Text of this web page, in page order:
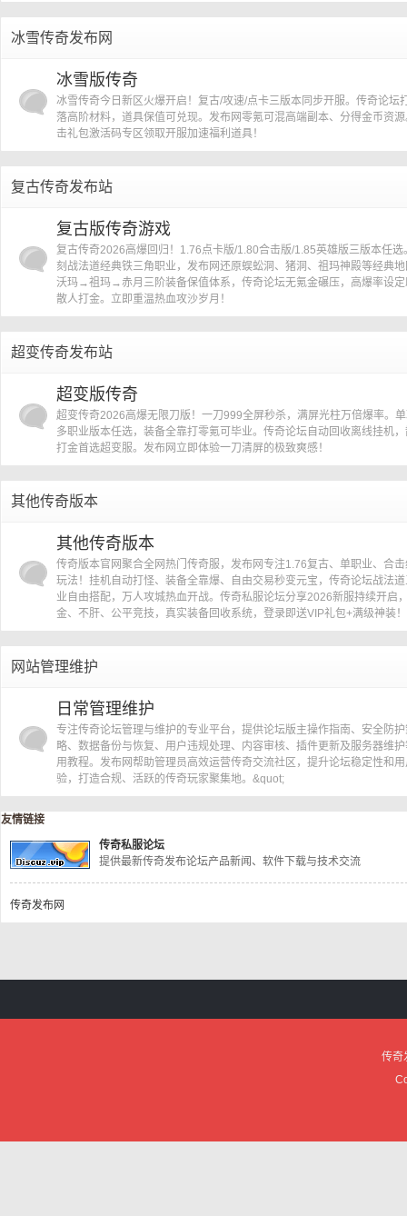
冰雪传奇发布网
冰雪版传奇
冰雪传奇今日新区火爆开启！复古/攻速/点卡三版本同步开服。传奇论坛
落高阶材料，道具保值可兑现。发布网零氪可混高端副本、分得金币资
击礼包激活码专区领取开服加速福利道具！
复古传奇发布站
复古版传奇游戏
复古传奇2026高爆回归！1.76点卡版/1.80合击版/1.85英雄版三版本任选
刻战法道经典铁三角职业，发布网还原蜈蚣洞、猪洞、祖玛神殿等经典
沃玛→祖玛→赤月三阶装备保值体系，传奇论坛无氪金碾压，高爆率设定
散人打金。立即重温热血攻沙岁月！
超变传奇发布站
超变版传奇
超变传奇2026高爆无限刀版！一刀999全屏秒杀，满屏光柱万倍爆率。
多职业版本任选，装备全靠打零氪可毕业。传奇论坛自动回收离线挂机
打金首选超变服。发布网立即体验一刀清屏的极致爽感！
其他传奇版本
其他传奇版本
传奇版本官网聚合全网热门传奇服，发布网专注1.76复古、单职业、合
玩法！挂机自动打怪、装备全靠爆、自由交易秒变元宝，传奇论坛战法
业自由搭配，万人攻城热血开战。传奇私服论坛分享2026新服持续开启
金、不肝、公平竞技，真实装备回收系统，登录即送VIP礼包+满级神装！
网站管理维护
日常管理维护
专注传奇论坛管理与维护的专业平台，提供论坛版主操作指南、安全防
略、数据备份与恢复、用户违规处理、内容审核、插件更新及服务器维
用教程。发布网帮助管理员高效运营传奇交流社区，提升论坛稳定性和
验，打造合规、活跃的传奇玩家聚集地。&quot;
友情链接
传奇私服论坛
提供最新传奇发布论坛产品新闻、软件下载与技术交流
传奇发布网
传奇